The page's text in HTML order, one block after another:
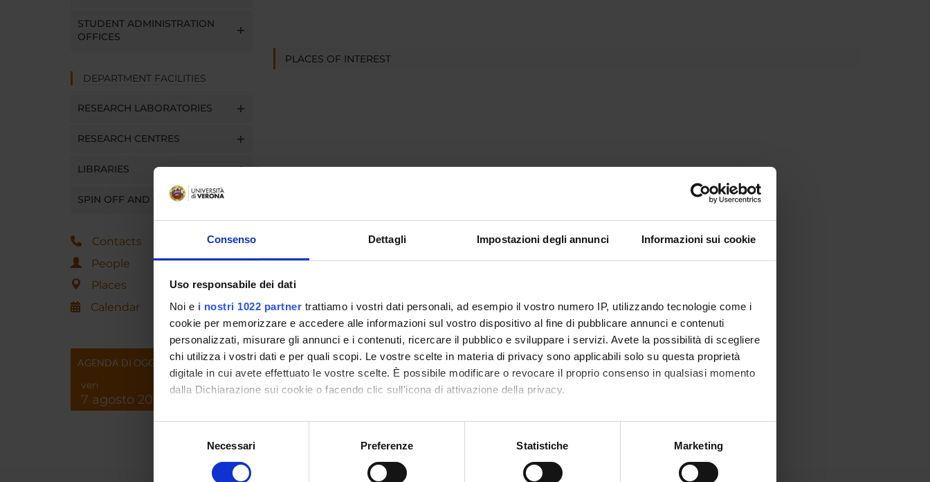
Consenso Dettagli Impostazioni degli annunci Informazioni sui cookie
Uso responsabile dei dati
Noi e i nostri 1022 partner trattiamo i vostri dati personali, ad esempio il vostro numero IP, utilizzando tecnologie come i
cookie per memorizzare e accedere alle informazioni sul vostro dispositivo al fine di pubblicare annunci e contenuti
personalizzati, misurare gli annunci e i contenuti, ricercare il pubblico e sviluppare i servizi. Avete la possibilità di scegliere
chi utilizza i vostri dati e per quali scopi. Le vostre scelte in materia di privacy sono applicabili solo su questa proprietà
digitale in cui avete effettuato le vostre scelte. È possibile modificare o revocare il proprio consenso in qualsiasi momento
dalla Dichiarazione sui cookie o facendo clic sull'icona di attivazione della privacy.
Con il tuo consenso, vorremmo anche:
raccogliere informazioni sulla tua posizione geografica, con un'approssimazione di qualche metro,
digitali).
Necessari Preferenze Statistiche Marketing
STUDENT ADMINISTRATION
OFFICES
DEPARTMENT FACILITIES
RESEARCH LABORATORIES
RESEARCH CENTRES
LIBRARIES
SPIN OFF AND COMPANIES
Contacts
People
Places
Calendar
AGENDA DI OGGI
ven
7 agosto 2026
PLACES OF INTEREST